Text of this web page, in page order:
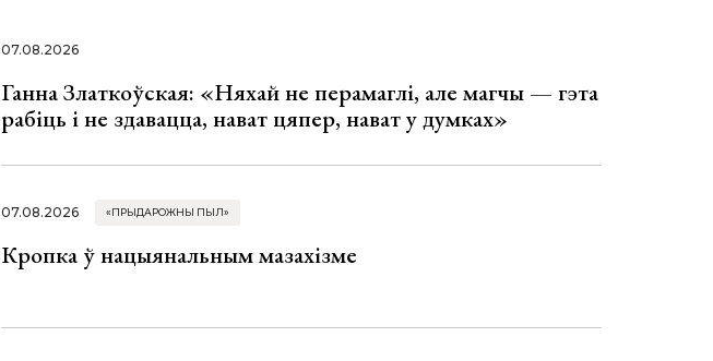
07.08.2026
Ганна Златкоўская: «Няхай не перамаглі, але магчы — гэта
рабіць і не здавацца, нават цяпер, нават у думках»
07.08.2026 «ПРЫДАРОЖНЫ ПЫЛ»
Кропка ў нацыянальным мазахізме